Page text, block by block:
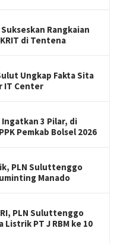
Rangkaian
di Tentena
Ungkap Fakta Sita
IT Center
3 Pilar, di
Pemkab Bolsel 2026
PLN Suluttenggo
Manado
PLN Suluttenggo
PT J RBM ke 10